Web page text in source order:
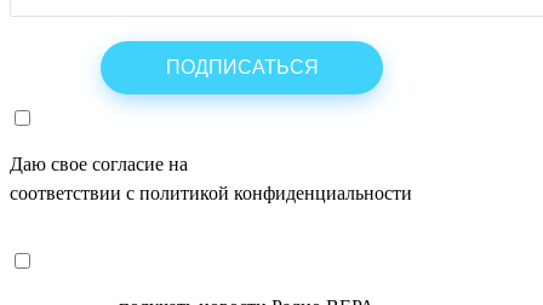
Даю свое согласие на
соответствии с политикой конфиденциальности